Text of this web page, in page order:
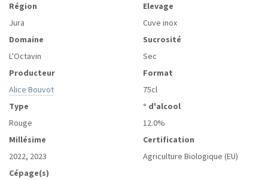
Région
Jura
Domaine
L'Octavin
Producteur
Alice Bouvot
Type
Rouge
Millésime
2022, 2023
Cépage(s)
Elevage
Cuve inox
Sucrosité
Sec
Format
75cl
° d'alcool
12.0%
Certification
Agriculture Biologique (EU)